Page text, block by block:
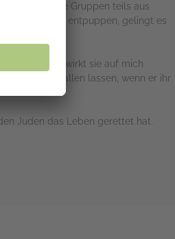
verschiedene Gruppen teils aus
Sackgasse entpuppen, gelingt es
Zum einen wirkt sie auf mich
fallen lassen, wenn er ihr
alt ist.
Juden das Leben gerettet hat.